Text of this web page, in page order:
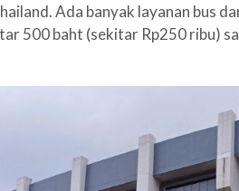
Ada banyak layanan bus
500 baht (sekitar Rp250 ribu)